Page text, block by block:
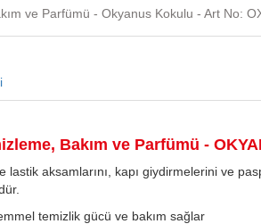
ve Parfümü - Okyanus Kokulu - Art No:
Bakım ve Parfümü -
lastik aksamlarını, kapı giydirmelerini ve
temizlik gücü ve bakım sağlar